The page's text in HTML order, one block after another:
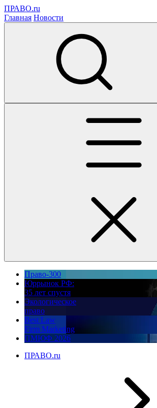
ПРАВО.ru
Главная Новости
Право-300
Юррынок РФ:
35 лет спустя
Экологическое
право
Best Law
Firm Marketing
ПМЮФ 2026
ПРАВО.ru